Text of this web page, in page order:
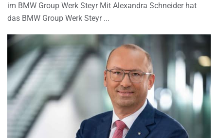
im BMW Group Werk Steyr Mit Alexandra Schneider hat
das BMW Group Werk Steyr